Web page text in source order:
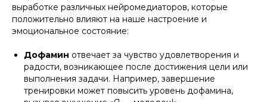
выработке различных нейромедиаторов, которые
положительно влияют на наше настроение и
эмоциональное состояние:
Дофамин отвечает за чувство удовлетворения и
радости, возникающее после достижения цели или
выполнения задачи. Например, завершение
тренировки может повысить уровень дофамина,